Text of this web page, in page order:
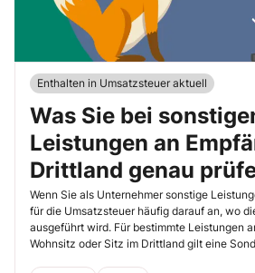
Enthalten in Umsatzsteuer aktuell
Was Sie bei
Leistungen an
Drittland genau
Wenn Sie als Unternehmer sonstige
für die Umsatzsteuer häufig darauf an, wo
ausgeführt wird. Für bestimmte Leistungen
Wohnsitz oder Sitz im Drittland gilt eine